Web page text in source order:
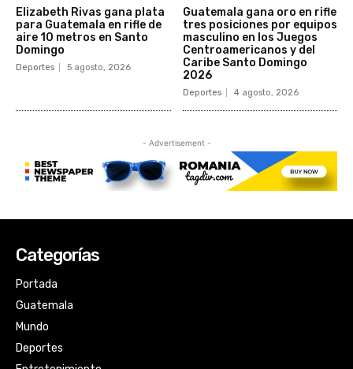
Categorías
Portada
Guatemala
Mundo
Deportes